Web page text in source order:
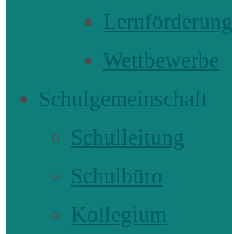
Lernförderung
Wettbewerbe
Schulgemeinschaft
Schulleitung
Schulbüro
Kollegium